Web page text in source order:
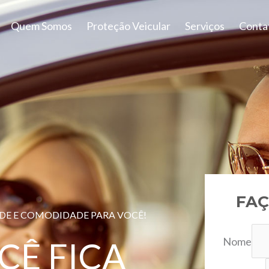
Quem Somos Proteção Veicular Serviços
E COMODIDADE PARA VOCÊ!
FICA
Nome